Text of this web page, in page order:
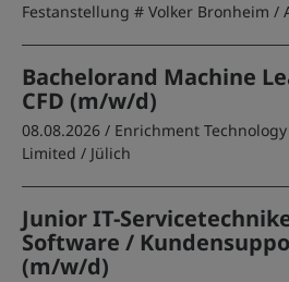
Festanstellung # Volker Bronheim /
Bachelorand Machine
CFD (m/w/d)
08.08.2026 / Enrichment
Limited / Jülich
Junior IT-
Software /
(m/w/d)